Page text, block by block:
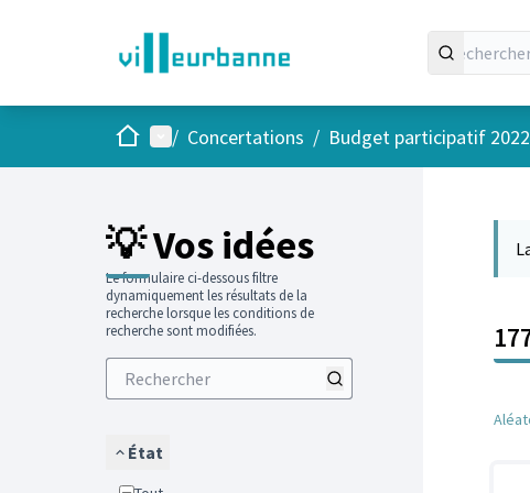
AccueilMenu principal
/ Concertations / Budget participatif 2022
💡 Vos idées
Le formulaire ci-dessous filtre
dynamiquement les résultats de la
recherche lorsque les conditions de
recherche sont modifiées.
État